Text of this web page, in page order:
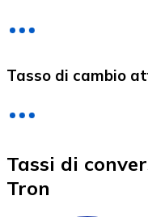
Tasso di cambio
Tassi di
Tron